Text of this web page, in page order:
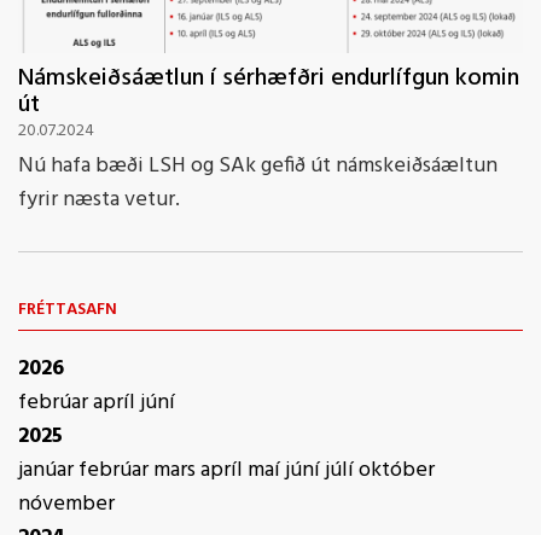
Námskeiðsáætlun í sérhæfðri endurlífgun komin
út
20.07.2024
Nú hafa bæði LSH og SAk gefið út námskeiðsáæltun
fyrir næsta vetur.
FRÉTTASAFN
2026
febrúarapríljúní
2025
janúarfebrúarmarsapríl maíjúníjúlíoktóber
nóvember